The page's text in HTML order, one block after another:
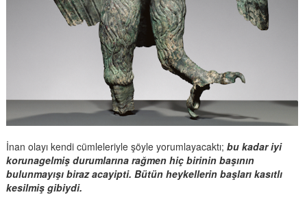
İnan olayı kendi cümleleriyle şöyle yorumlayacaktı; bu kadar iyi
korunagelmiş durumlarına rağmen hiç birinin başının
bulunmayışı biraz acayipti. Bütün heykellerin başları kasıtlı
kesilmiş gibiydi.